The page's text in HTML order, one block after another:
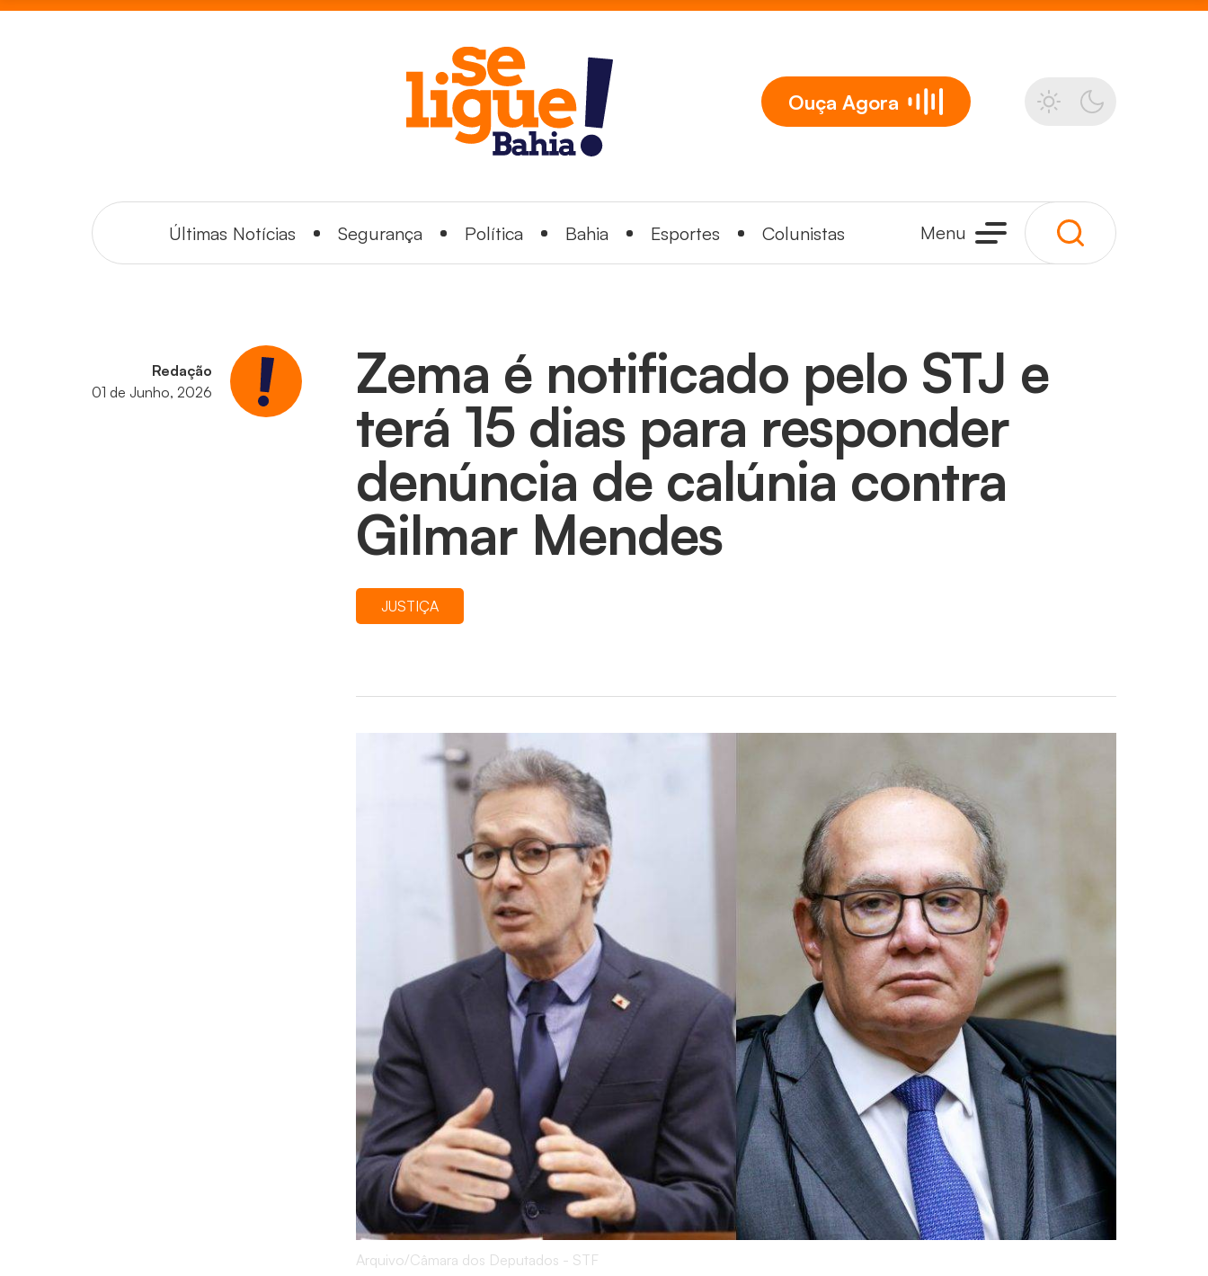
Ouça Agora
Últimas Notícias Segurança Política Bahia Esportes Colunistas Menu
Redação
01 de Junho, 2026
Zema é notificado pelo STJ e
terá 15 dias para responder
denúncia de calúnia contra
Gilmar Mendes
JUSTIÇA
Arquivo/Câmara dos Deputados - STF